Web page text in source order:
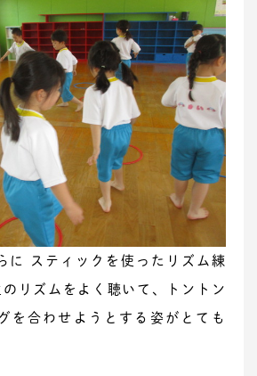
に スティックを使ったリズム練
リズムをよく聴いて、トントン
を合わせようとする姿がとても